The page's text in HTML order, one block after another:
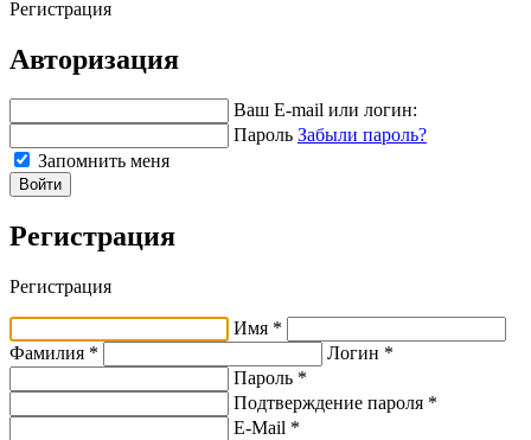
Регистрация
Авторизация
Ваш E-mail или логин:
Пароль Забыли пароль?
Запомнить меня
Войти
Регистрация
Регистрация
Имя *
Фамилия *
Логин *
Пароль *
Подтверждение пароля *
E-Mail *